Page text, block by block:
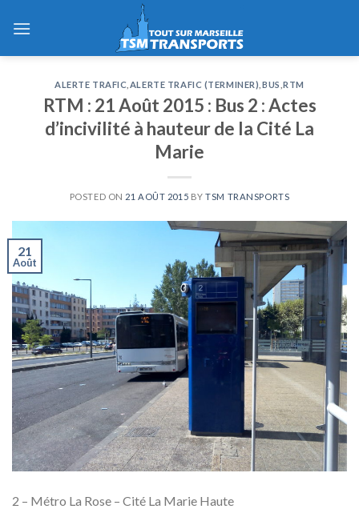
ALERTE TRAFIC ALERTE TRAFIC (TERMINER) BUS ,RTM
RTM : 21 Août 2015 : Bus 2 : Actes
d’incivilité à hauteur de la Cité La
Marie
POSTED ON 21 AOÛT 2015 BYTSM TRANSPORTS
21
Août
2 – Métro La Rose – Cité La Marie Haute